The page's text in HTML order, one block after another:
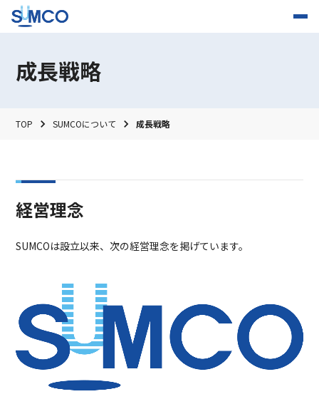
成長戦略
TOP SUMCOについて 成長戦略
経営理念
SUMCOは設立以来、次の経営理念を掲げています。